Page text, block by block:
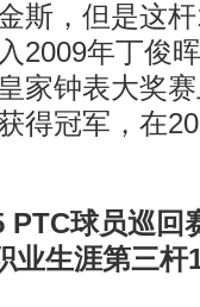
，但是这杆
2009年丁俊
家钟表大奖
得冠军，在
球员巡回
业生涯第三杆